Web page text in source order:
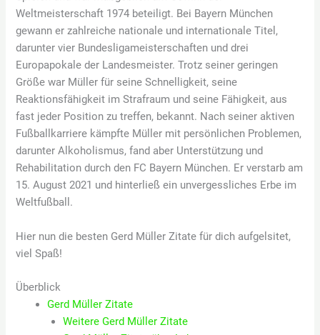
Weltmeisterschaft 1974 beteiligt. Bei Bayern München
gewann er zahlreiche nationale und internationale Titel,
darunter vier Bundesligameisterschaften und drei
Europapokale der Landesmeister. Trotz seiner geringen
Größe war Müller für seine Schnelligkeit, seine
Reaktionsfähigkeit im Strafraum und seine Fähigkeit, aus
fast jeder Position zu treffen, bekannt. Nach seiner aktiven
Fußballkarriere kämpfte Müller mit persönlichen Problemen,
darunter Alkoholismus, fand aber Unterstützung und
Rehabilitation durch den FC Bayern München. Er verstarb am
15. August 2021 und hinterließ ein unvergessliches Erbe im
Weltfußball.
Hier nun die besten Gerd Müller Zitate für dich aufgelsitet,
viel Spaß!
Überblick
Gerd Müller Zitate
Weitere Gerd Müller Zitate